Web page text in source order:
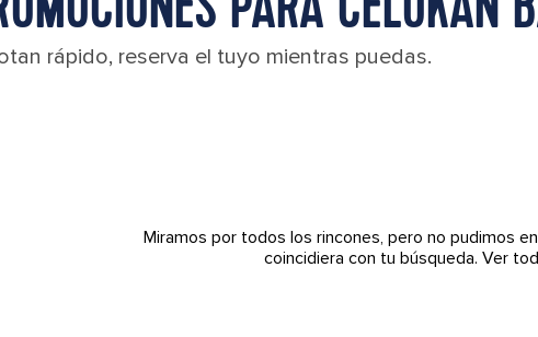
rápido, reserva el tuyo mientras puedas.
Miramos por todos los rincones, pero no pudimos
coincidiera con tu búsqueda. Ver